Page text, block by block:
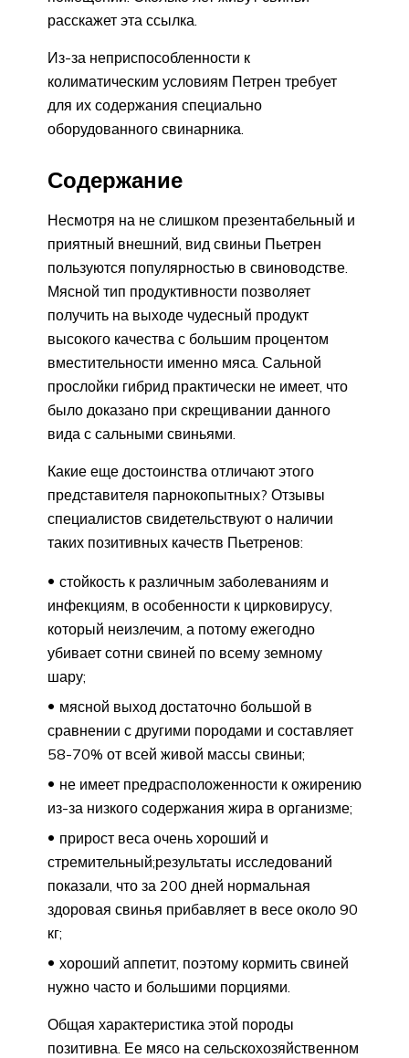
расскажет эта ссылка.
Из-за неприспособленности к
колиматическим условиям Петрен требует
для их содержания специально
оборудованного свинарника.
Содержание
Несмотря на не слишком презентабельный и
приятный внешний, вид свиньи Пьетрен
пользуются популярностью в свиноводстве.
Мясной тип продуктивности позволяет
получить на выходе чудесный продукт
высокого качества с большим процентом
вместительности именно мяса. Сальной
прослойки гибрид практически не имеет, что
было доказано при скрещивании данного
вида с сальными свиньями.
Какие еще достоинства отличают этого
представителя парнокопытных? Отзывы
специалистов свидетельствуют о наличии
таких позитивных качеств Пьетренов:
стойкость к различным заболеваниям и
инфекциям, в особенности к цирковирусу,
который неизлечим, а потому ежегодно
убивает сотни свиней по всему земному
шару;
мясной выход достаточно большой в
сравнении с другими породами и составляет
58-70% от всей живой массы свиньи;
не имеет предрасположенности к ожирению
из-за низкого содержания жира в организме;
прирост веса очень хороший и
стремительный;результаты исследований
показали, что за 200 дней нормальная
здоровая свинья прибавляет в весе около 90
кг;
хороший аппетит, поэтому кормить свиней
нужно часто и большими порциями.
Общая характеристика этой породы
позитивна. Ее мясо на сельскохозяйственном